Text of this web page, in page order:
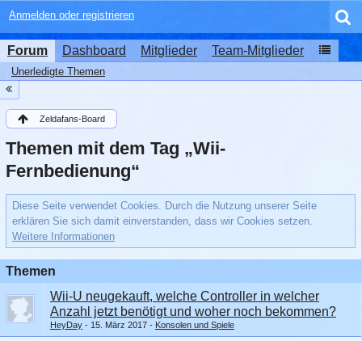
Anmelden oder registrieren
Forum Dashboard Mitglieder Team-Mitglieder
Unerledigte Themen
Zeldafans-Board
Themen mit dem Tag „Wii-
Fernbedienung“
Diese Seite verwendet Cookies. Durch die Nutzung unserer Seite
erklären Sie sich damit einverstanden, dass wir Cookies setzen.
Weitere Informationen
Themen
Wii-U neugekauft, welche Controller in welcher
Anzahl jetzt benötigt und woher noch bekommen?
HeyDay 15. März 2017 Konsolen und Spiele